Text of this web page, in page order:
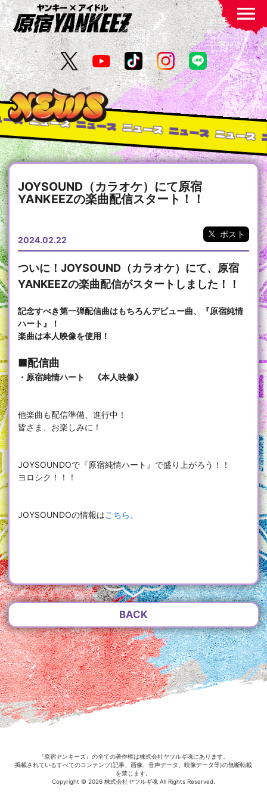
menu
ス ニュース ニュース ニュース ニュース ニュース
JOYSOUND（カラオケ）にて原宿
YANKEEZの楽曲配信スタート！！
2024.02.22
ポスト
ついに！JOYSOUND（カラオケ）にて、原宿
YANKEEZの楽曲配信がスタートしました！！
記念すべき第一弾配信曲はもちろんデビュー曲、『原宿純情
ハート』！
楽曲は本人映像を使用！
■配信曲
・原宿純情ハート 《本人映像》
他楽曲も配信準備、進行中！
皆さま、お楽しみに！
JOYSOUNDOで『原宿純情ハート』で盛り上がろう！！
ヨロシク！！！
JOYSOUNDOの情報はこちら。
BACK
『原宿ヤンキーズ』の全ての著作権は株式会社ヤツルギ魂にあります。
掲載されているすべてのコンテンツ(記事、画像、音声データ、映像データ等)の無断転載
を禁じます。
Copyright © 2026 株式会社ヤツルギ魂 All Rights Reserved.